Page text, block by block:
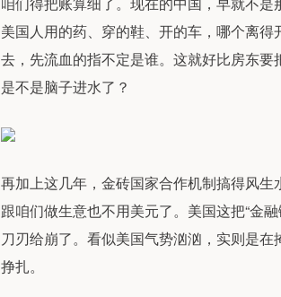
美国人用的药、穿的鞋、开的车，哪个离
去，先流血的指不定是谁。这就好比房东
是不是脑子进水了？
再加上这几年，金砖国家合作机制搞得风
跟咱们做生意也不用美元了。美国这把“金
刀刃给崩了。看似美国气势汹汹，实则是
挣扎。